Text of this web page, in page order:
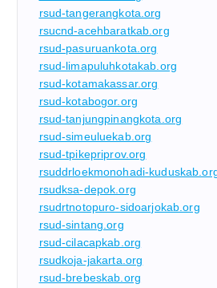
rsud-tangerangkota.org
rsucnd-acehbaratkab.org
rsud-pasuruankota.org
rsud-limapuluhkotakab.org
rsud-kotamakassar.org
rsud-kotabogor.org
rsud-tanjungpinangkota.org
rsud-simeuluekab.org
rsud-tpikepriprov.org
rsuddrloekmonohadi-
rsudksa-depok.org
rsudrtnotopuro-sidoarjokab.org
rsud-sintang.org
rsud-cilacapkab.org
rsudkoja-jakarta.org
rsud-brebeskab.org